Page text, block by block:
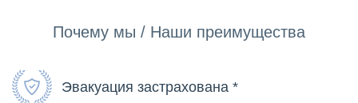
Почему мы / Наши преимущества
Эвакуация застрахована *